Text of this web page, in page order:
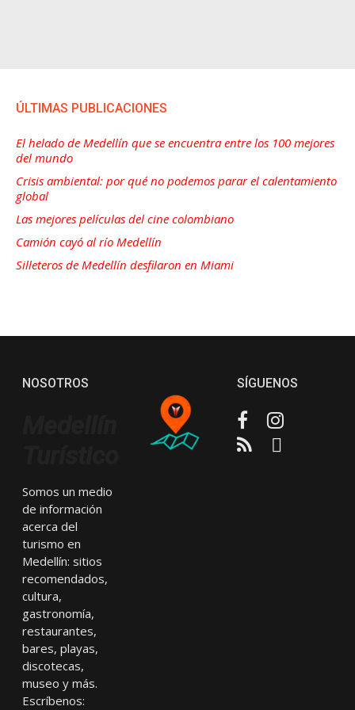
ÚLTIMAS PUBLICACIONES
El helado de Medellín que se encuentra entre los 100 mejores
del mundo
Crisis ambiental: por qué no podemos parar el calentamiento
global
Las mejores películas del cine colombiano
Camión cayó al río Medellín
Silleteros de Medellín desfilaron en Miami
NOSOTROS
Somos un medio
de información
acerca del
turismo en
Medellín: sitios
recomendados,
cultura,
gastronomía,
restaurantes,
bares, playas,
discotecas,
museo y más.
Escríbenos:
SÍGUENOS
FacebookInstagram